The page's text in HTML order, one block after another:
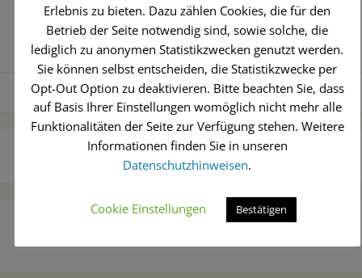
Allgemein
Erlebnis zu bieten. Dazu zählen Cookies, die für den
Betrieb der Seite notwendig sind, sowie solche, die
lediglich zu anonymen Statistikzwecken genutzt werden.
Sie können selbst entscheiden, die Statistikzwecke per
Opt-Out Option zu deaktivieren. Bitte beachten Sie, dass
auf Basis Ihrer Einstellungen womöglich nicht mehr alle
Funktionalitäten der Seite zur Verfügung stehen. Weitere
Informationen finden Sie in unseren
Datenschutzhinweisen.
Cookie Einstellungen Bestätigen